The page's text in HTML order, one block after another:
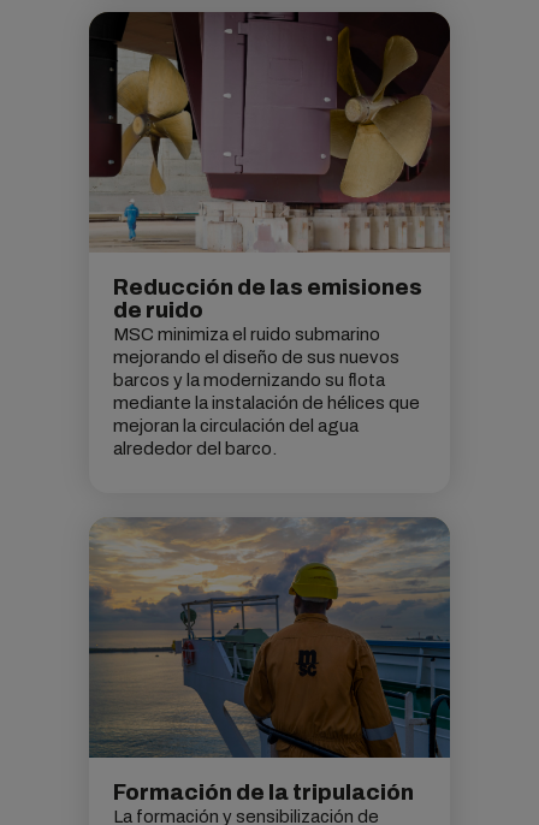
Reducción de las emisiones
de ruido
MSC minimiza el ruido submarino
mejorando el diseño de sus nuevos
barcos y la modernizando su flota
mediante la instalación de hélices que
mejoran la circulación del agua
alrededor del barco.
Formación de la tripulación
La formación y sensibilización de